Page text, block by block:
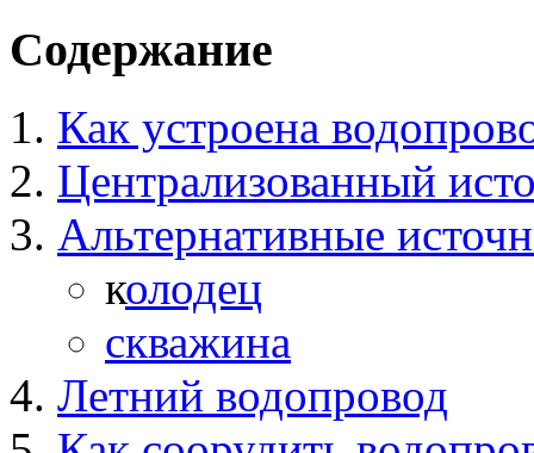
Содержание
Как устроена
Централизованный
Альтернативные
колодец
скважина
Летний водопровод